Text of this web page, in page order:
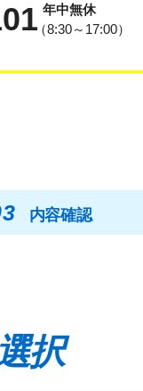
年中無休
（8:30～17:00）
内容確認
択